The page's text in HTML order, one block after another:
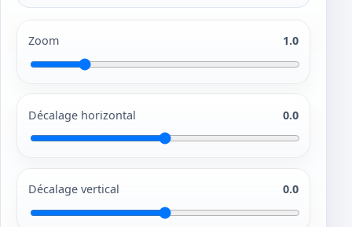
Zoom 1.0
Décalage horizontal 0.0
Décalage vertical 0.0